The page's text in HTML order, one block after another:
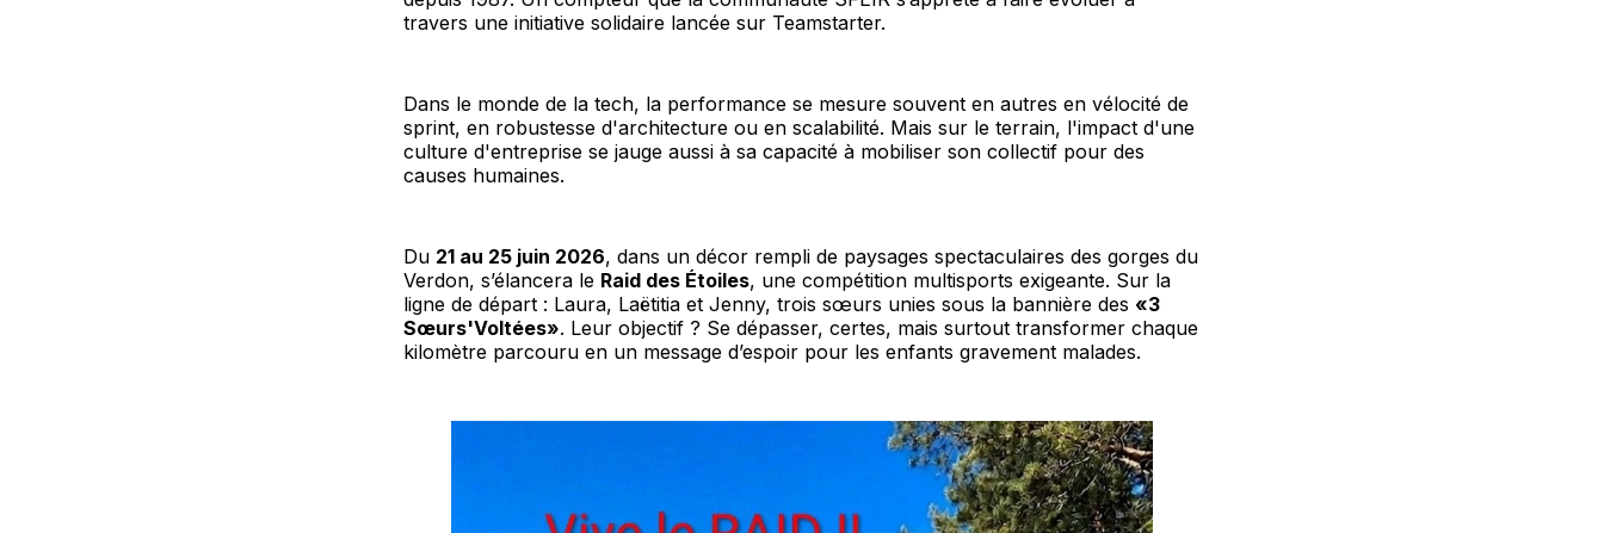
travers une initiative solidaire lancée sur Teamstarter.
Dans le monde de la tech, la performance se mesure souvent en autres en vélocité de
sprint, en robustesse d'architecture ou en scalabilité. Mais sur le terrain, l'impact d'une
culture d'entreprise se jauge aussi à sa capacité à mobiliser son collectif pour des
causes humaines.
Du 21 au 25 juin 2026, dans un décor rempli de paysages spectaculaires des gorges du
Verdon, s’élancera le Raid des Étoiles, une compétition multisports exigeante. Sur la
ligne de départ : Laura, Laëtitia et Jenny, trois sœurs unies sous la bannière des «3
Sœurs'Voltées». Leur objectif ? Se dépasser, certes, mais surtout transformer chaque
kilomètre parcouru en un message d’espoir pour les enfants gravement malades.